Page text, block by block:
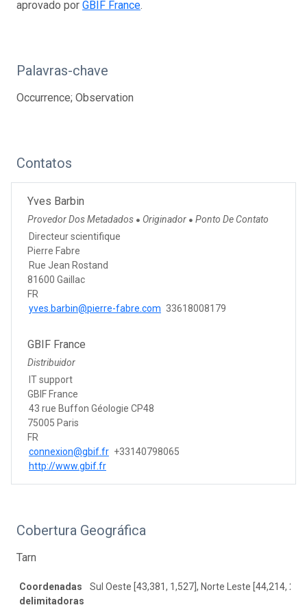
aprovado por GBIF France.
Palavras-chave
Occurrence; Observation
Contatos
Yves Barbin
Provedor Dos Metadados ● Originador ● Ponto De Contato
Directeur scientifique
Pierre Fabre
Rue Jean Rostand
81600 Gaillac
FR
yves.barbin@pierre-fabre.com 33618008179
GBIF France
Distribuidor
IT support
GBIF France
43 rue Buffon Géologie CP48
75005 Paris
FR
connexion@gbif.fr +33140798065
http://www.gbif.fr
Cobertura Geográfica
Tarn
Coordenadas
delimitadoras
Sul Oeste [43,381, 1,527], Norte Leste [44,214,